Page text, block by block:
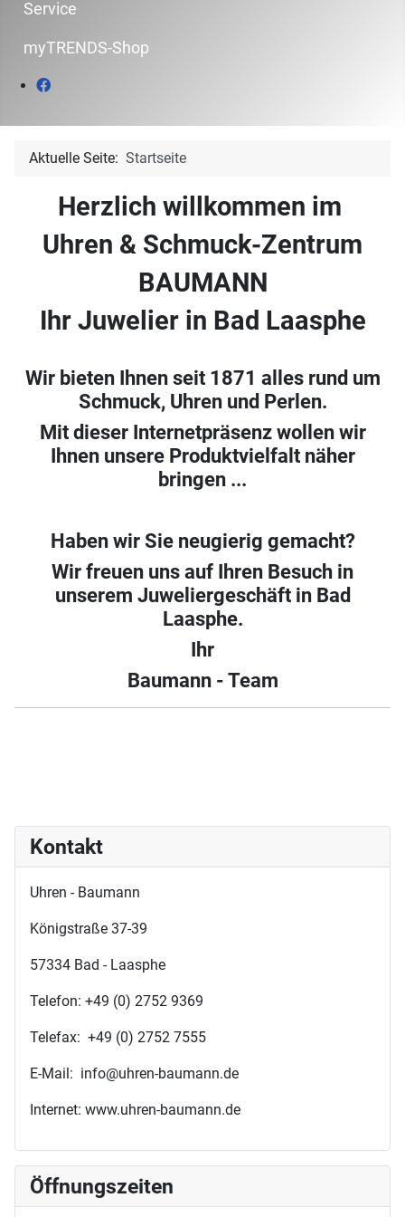
Service
myTRENDS-Shop
Aktuelle Seite: Startseite
Herzlich willkommen im
Uhren & Schmuck-Zentrum
BAUMANN
Ihr Juwelier in Bad Laasphe
Wir bieten Ihnen seit 1871 alles rund um
Schmuck, Uhren und Perlen.
Mit dieser Internetpräsenz wollen wir
Ihnen unsere Produktvielfalt näher
bringen ...
Haben wir Sie neugierig gemacht?
Wir freuen uns auf Ihren Besuch in
unserem Juweliergeschäft in Bad
Laasphe.
Ihr
Baumann - Team
Kontakt
Uhren - Baumann
Königstraße 37-39
57334 Bad - Laasphe
Telefon: +49 (0) 2752 9369
Telefax: +49 (0) 2752 7555
E-Mail: info@uhren-baumann.de
Internet: www.uhren-baumann.de
Öffnungszeiten